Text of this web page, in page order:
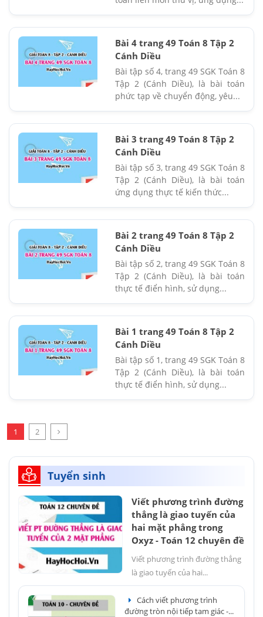
Bài 4 trang 49 Toán 8 Tập 2
Cánh Diều
Bài tập số 4, trang 49 SGK Toán 8
Tập 2 (Cánh Diều), là bài toán
phức tạp về chuyển động, yêu...
Bài 3 trang 49 Toán 8 Tập 2
Cánh Diều
Bài tập số 3, trang 49 SGK Toán 8
Tập 2 (Cánh Diều), là bài toán
ứng dụng thực tế kiến thức...
Bài 2 trang 49 Toán 8 Tập 2
Cánh Diều
Bài tập số 2, trang 49 SGK Toán 8
Tập 2 (Cánh Diều), là bài toán
thực tế điển hình, sử dụng...
Bài 1 trang 49 Toán 8 Tập 2
Cánh Diều
Bài tập số 1, trang 49 SGK Toán 8
Tập 2 (Cánh Diều), là bài toán
thực tế điển hình, sử dụng...
1 2
Tuyển sinh
Viết phương trình đường
thẳng là giao tuyến của
hai mặt phẳng trong
Oxyz - Toán 12 chuyên đề
Viết phương trình đường thẳng
là giao tuyến của hai...
Cách viết phương trình
đường tròn nội tiếp tam giác -...